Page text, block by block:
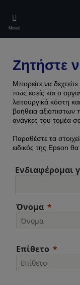
main
content
Μενού
Ζητήστε
Μπορείτε να
πως εσείς και ο
λειτουργικά κόστη
βοήθεια αξιόπιστων
ανάγκες του τομέα
Παραθέστε τα
ειδικός της Epson θα
Ενδιαφέρομαι
Όνομα
Επίθετο